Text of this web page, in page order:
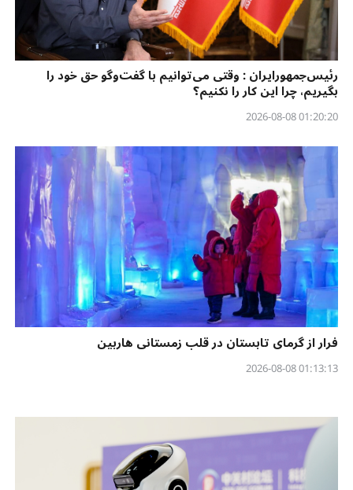
رئیس‌جمهورایران : وقتی می‌توانیم با گفت‌وگو حق خود را
بگیریم، چرا این کار را نکنیم؟
01:20:20 2026-08-08
فرار از گرمای تابستان در قلب زمستانی هاربین
01:13:13 2026-08-08